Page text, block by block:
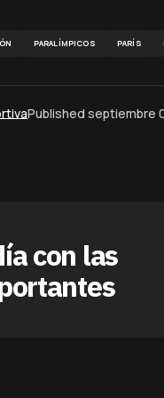
PARALÍMPICOS PARÍS
Published septiembre
con las